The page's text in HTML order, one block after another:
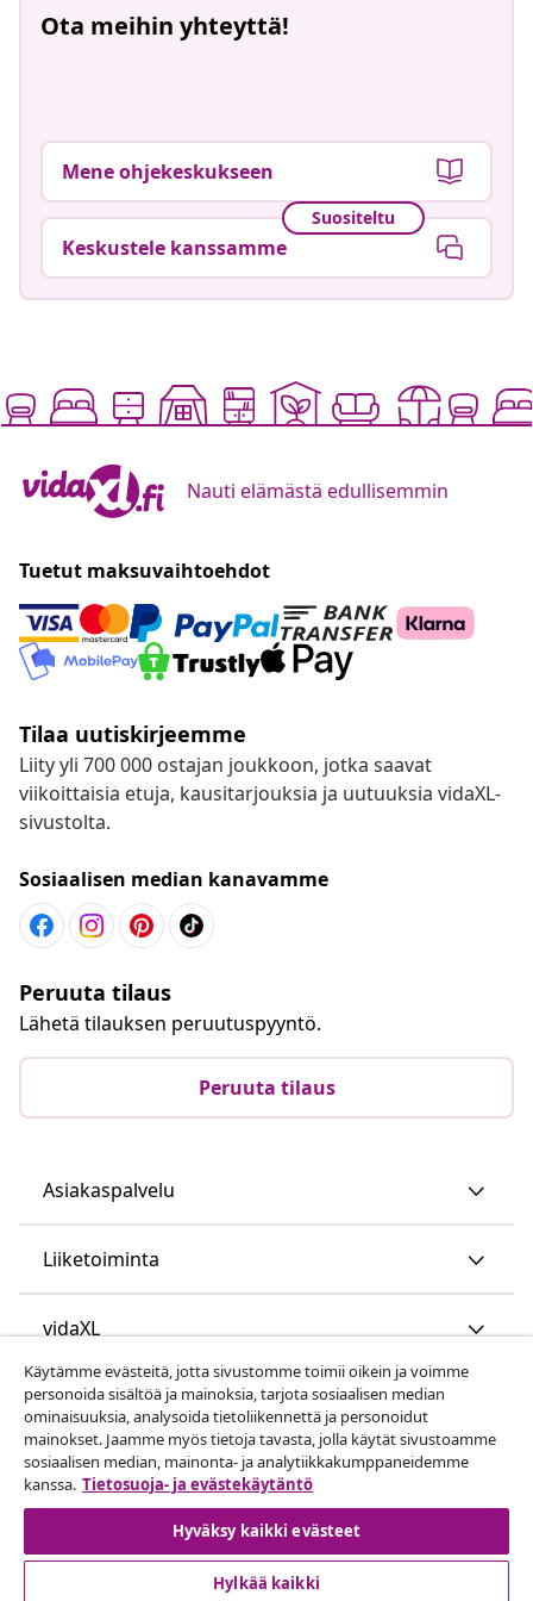
Ota meihin yhteyttä!
Mene ohjekeskukseen
Suositeltu
Keskustele kanssamme
Nauti elämästä edullisemmin
Tuetut maksuvaihtoehdot
Tilaa uutiskirjeemme
Liity yli 700 000 ostajan joukkoon, jotka saavat
viikoittaisia etuja, kausitarjouksia ja uutuuksia vidaXL-
sivustolta.
Sosiaalisen median kanavamme
Peruuta tilaus
Lähetä tilauksen peruutuspyyntö.
Peruuta tilaus
Asiakaspalvelu
Liiketoiminta
vidaXL
Löydä lisää
© 2008-2026 vidaXL www.vidaxl.fi on vidaXL Marketplace
Käytämme evästeitä, jotta sivustomme toimii oikein ja voimme
personoida sisältöä ja mainoksia, tarjota sosiaalisen median
ominaisuuksia, analysoida tietoliikennettä ja personoidut
mainokset. Jaamme myös tietoja tavasta, jolla käytät sivustoamme
sosiaalisen median, mainonta- ja analytiikkakumppaneidemme
kanssa. Tietosuoja- ja evästekäytäntö
Hyväksy kaikki evästeet
Hylkää kaikki